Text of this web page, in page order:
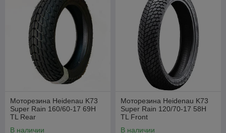
Моторезина Heidenau K73
Super Rain 160/60-17 69H
TL Rear
В наличии
Моторезина Heidenau K73
Super Rain 120/70-17 58H
TL Front
В наличии